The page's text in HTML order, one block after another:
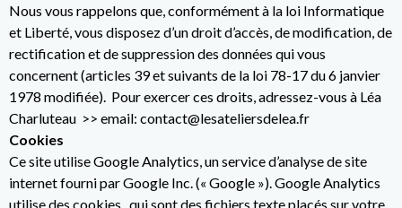
Nous vous rappelons que, conformément à la loi Informatique
et Liberté, vous disposez d’un droit d’accès, de modification, de
rectification et de suppression des données qui vous
concernent (articles 39 et suivants de la loi 78-17 du 6 janvier
1978 modifiée). Pour exercer ces droits, adressez-vous à Léa
Charluteau >> email: contact@lesateliersdelea.fr
Cookies
Ce site utilise Google Analytics, un service d’analyse de site
internet fourni par Google Inc. (« Google »). Google Analytics
utilise des cookies , qui sont des fichiers texte placés sur votre